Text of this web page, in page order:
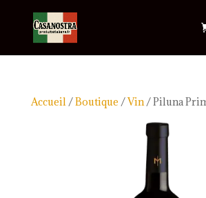
Accueil/Boutique /Vin/ Piluna